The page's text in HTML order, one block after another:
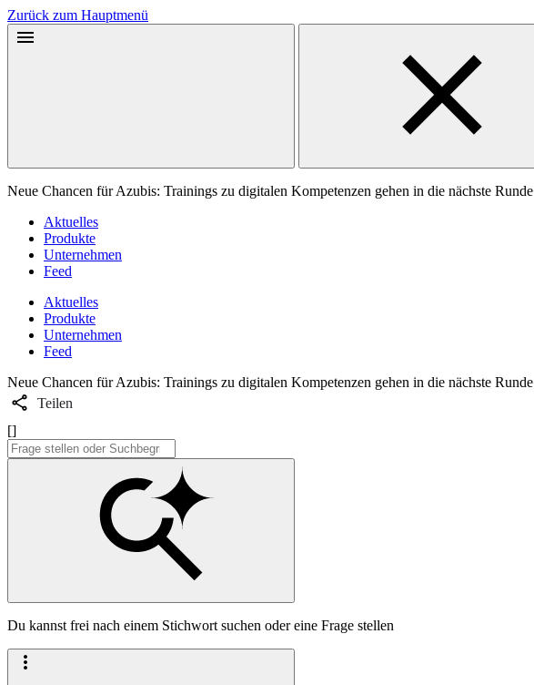
Zurück zum Hauptmenü
Neue Chancen für Azubis: Trainings zu digitalen Kompetenzen gehen in die nächste Runde
Aktuelles
Produkte
Unternehmen
Feed
Aktuelles
Produkte
Unternehmen
Feed
Neue Chancen für Azubis: Trainings zu digitalen Kompetenzen gehen in die nächste Runde
Teilen
[]
Du kannst frei nach einem Stichwort suchen oder eine Frage stellen